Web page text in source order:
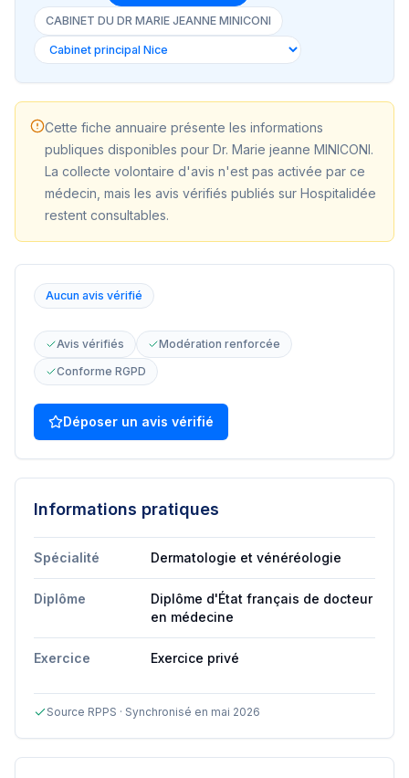
CABINET DU DR MARIE JEANNE MINICONI
Cette fiche annuaire présente les informations
publiques disponibles pour Dr. Marie jeanne MINICONI.
La collecte volontaire d'avis n'est pas activée par ce
médecin, mais les avis vérifiés publiés sur Hospitalidée
restent consultables.
Aucun avis vérifié
Avis vérifiés
Modération renforcée
Conforme RGPD
Déposer un avis vérifié
Informations pratiques
Spécialité Dermatologie et vénéréologie
Diplôme
Diplôme d'État français de docteur
en médecine
Exercice Exercice privé
Source RPPS · Synchronisé en mai 2026